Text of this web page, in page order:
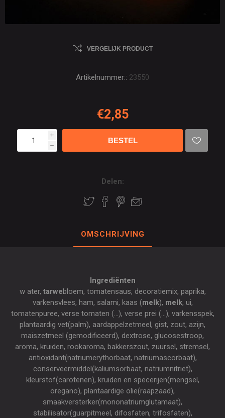
VERGELIJK PRODUCT
Artikelnummer:: 23550
€2,85
i
h
Delen:
OMSCHRIJVING
Ingrediënten
w ater, tarwebloem, tomatensaus, decoratiemix, paprika,
varkensvlees, ham, salami, kaas (melk), melk, ui,
tomatenpuree, verse tomaten (...), verse prei (...), varkensspek,
plantaardig vet(palm), aardappelzetmeel, gist, zout, azijn,
maiszetmeel (gemodificeerd), dextrose, glucosestroop,
aroma, kruiden, rookaroma, bakkerszout, zuursel, stremsel,
antioxidant(natriumerythorbaat, natriumascorbaat),
conserveermiddel(kaliumsorbaat, natriumnitriet),
kleurstof(carotenen), kruiden en specerijen(mengsel,
oregano), plantaardige olie(raapzaad),
smaakversterker(mononatriumglutamaat),
stabilisator(guarpitmeel, difosfaten, trifosfaten),